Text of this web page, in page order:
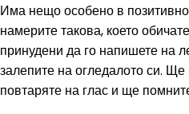
Има нещо особено в
намерите такова, което
принудени да го напишете на
залепите на огледалото си.
повтаряте на глас и ще